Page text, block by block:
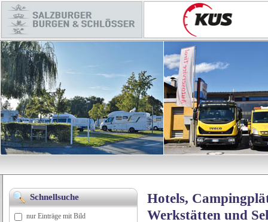
Hotels,
Werkstätten und
Schnellsuche
nur Einträge mit Bild